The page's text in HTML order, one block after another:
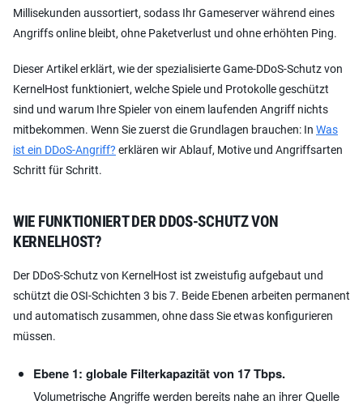
Millisekunden aussortiert, sodass Ihr Gameserver während eines
Angriffs online bleibt, ohne Paketverlust und ohne erhöhten Ping.
Dieser Artikel erklärt, wie der spezialisierte Game-DDoS-Schutz von
KernelHost funktioniert, welche Spiele und Protokolle geschützt
sind und warum Ihre Spieler von einem laufenden Angriff nichts
mitbekommen. Wenn Sie zuerst die Grundlagen brauchen: In Was
ist ein DDoS-Angriff? erklären wir Ablauf, Motive und Angriffsarten
Schritt für Schritt.
WIE FUNKTIONIERT DER DDOS-SCHUTZ VON
KERNELHOST?
Der DDoS-Schutz von KernelHost ist zweistufig aufgebaut und
schützt die OSI-Schichten 3 bis 7. Beide Ebenen arbeiten permanent
und automatisch zusammen, ohne dass Sie etwas konfigurieren
müssen.
Ebene 1: globale Filterkapazität von 17 Tbps.
Volumetrische Angriffe werden bereits nahe an ihrer Quelle